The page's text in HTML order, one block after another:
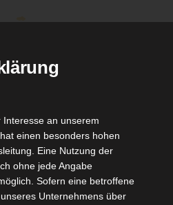
an unserem
einen besonders hohen
Eine Nutzung der
ohne jede Angabe
Sofern eine betroffene
Unternehmens über